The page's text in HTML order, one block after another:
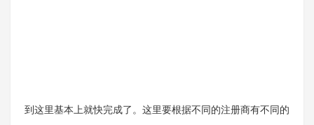
到这里基本上就快完成了。这里要根据不同的注册商有不同的